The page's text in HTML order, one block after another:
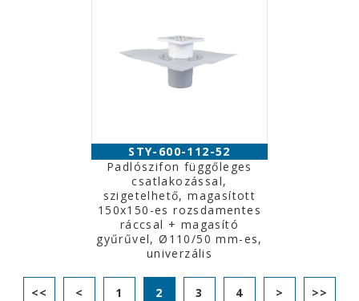
STY-600-112-52
Padlószifon függőleges
csatlakozással,
szigetelhető, magasított
150x150-es rozsdamentes
ráccsal + magasító
gyűrűvel, Ø110/50 mm-es,
univerzális
<< < 1 2 3 4 > >>